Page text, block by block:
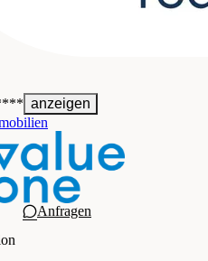
anzeigen
Anfragen